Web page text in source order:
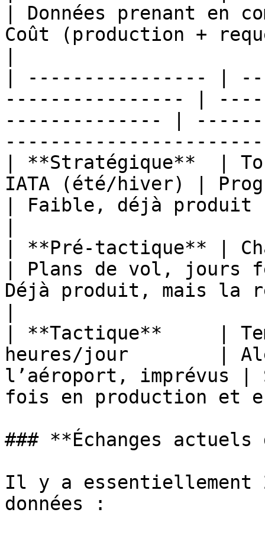
| Données prenant
Coût (production +
| ---------------- |
---------------- |
-------------- |
| **Stratégique**  |
IATA (été/hiver) |
| Faible, déjà produit
| **Pré-tactique** |
| Plans de vol,
Déjà produit, mais la
| **Tactique**     |
heures/jour        |
l’aéroport, imprévus |
fois en production et
### **Échanges actuels
Il y a essentiellement
données :